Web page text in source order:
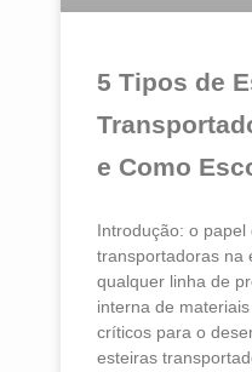
5 Tipos de
e Como
Introdução: o papel
transportadoras na
qualquer linha de
interna de
críticos para o
esteiras